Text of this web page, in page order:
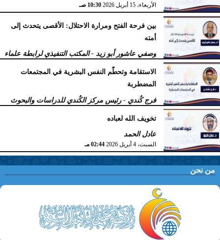
الأربعاء، 15 أبريل 2026 10:30 صـ
بين فرحة الفتح ومرارة الاحتلال: الأقصى يتحدث إلى
أمته
وصفي عاشور أبو زيد - المكتب التنفيذي لرابطة علماء
أهل السنّة
الخميس، 9 أبريل 2026 11:38 صـ
الاستقامة وتحطّم النفس البشرية في المجتمعات
المضطربة
فرج كُندي - رئيس مركز الكُندي للدراسات والبحوث
السبت، 4 أبريل 2026 02:51 مـ
تخويف الله لعباده
عادل الحمد
السبت، 4 أبريل 2026 02:44 مـ
من نحن